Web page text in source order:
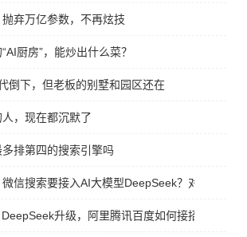
弃万亿参数，不再炫技
厨房”，能炒出什么菜？
倒下，但老板的别墅和园区还在
，现在都沉默了
排第四的搜索引擎吗
信搜索要接入AI大模型DeepSeek？对谁更有好
升级，阿里腾讯百度如何接招？